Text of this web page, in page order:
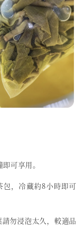
可享用。
，冷藏約8小時即可
勿浸泡太久，較適品